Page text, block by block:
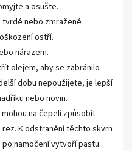
a osušte.
nebo zmražené
ostří.
nárazem.
olejem, aby se zabránilo
dobu nepoužijete, je lepší
nebo novin.
na čepeli způsobit
K odstranění těchto skvrn
namočení vytvoří pastu.